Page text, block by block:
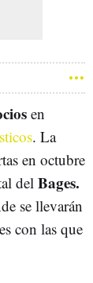
en
. La
en octubre
del Bages.
se llevarán
con las que